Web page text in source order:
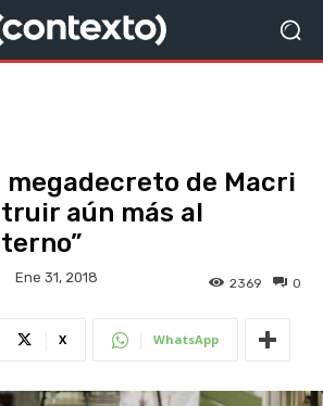
megadecreto de Macri
aún más al
Ene 31, 2018 0
2369
X WhatsApp